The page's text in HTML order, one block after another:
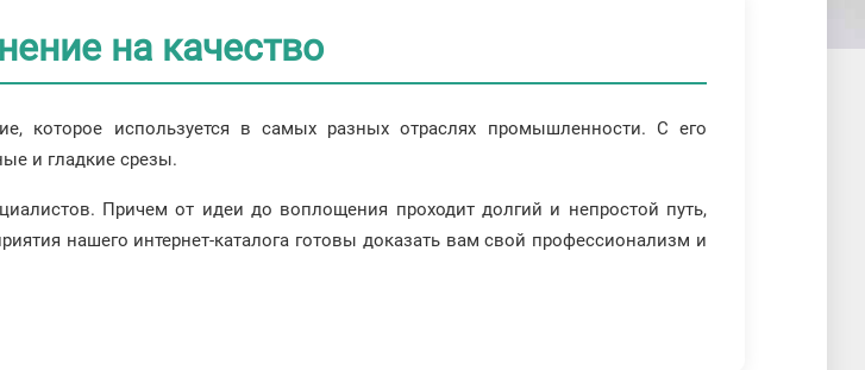
на качество
которое используется в самых разных отраслях промышленности. С его
и гладкие срезы.
Причем от идеи до воплощения проходит долгий и непростой путь,
нашего интернет-каталога готовы доказать вам свой профессионализм и